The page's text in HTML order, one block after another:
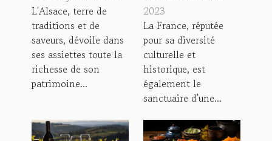
goûter
absolument à
Strasbourg
L'Alsace, terre de
traditions et de
saveurs, dévoile dans
ses assiettes toute la
richesse de son
patrimoine...
française lors
d'un circuit en
autocar
2023
La France, réputée
pour sa diversité
culturelle et
historique, est
également le
sanctuaire d'une...